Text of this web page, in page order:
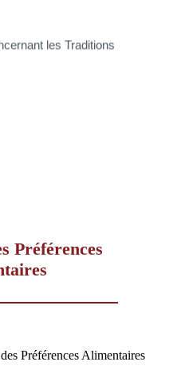
les Traditions
Préférences
Préférences Alimentaires